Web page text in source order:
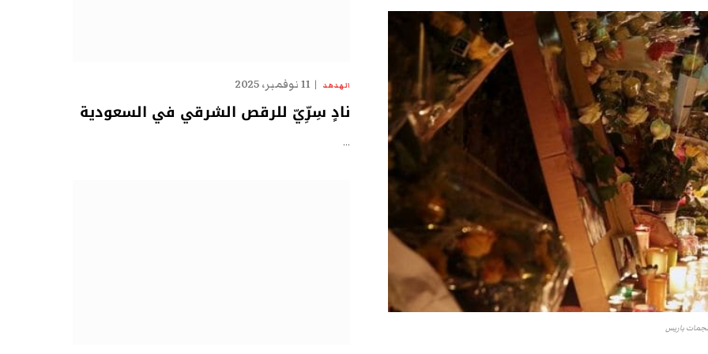
باريس
الهدهد 11 نوفمبر، 2025
نادٍ سِرِّيّ للرقص الشرقي في السعودية
…